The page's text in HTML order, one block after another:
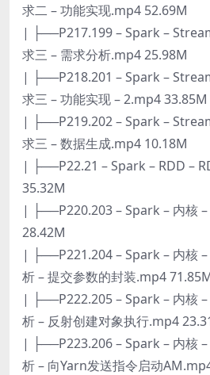
求二 – 功能实现.mp4 52.69M
| ├──P217.199 – Spark –
求三 – 需求分析.mp4 25.98M
| ├──P218.201 – Spark –
求三 – 功能实现 – 2.mp4 33.85M
| ├──P219.202 – Spark –
求三 – 数据生成.mp4 10.18M
| ├──P22.21 – Spark – RDD –
35.32M
| ├──P220.203 – Spark – 内核
28.42M
| ├──P221.204 – Spark – 内核
析 – 提交参数的封装.mp4
| ├──P222.205 – Spark – 内核
析 – 反射创建对象执行.mp4
| ├──P223.206 – Spark – 内核
析 – 向Yarn发送指令启动